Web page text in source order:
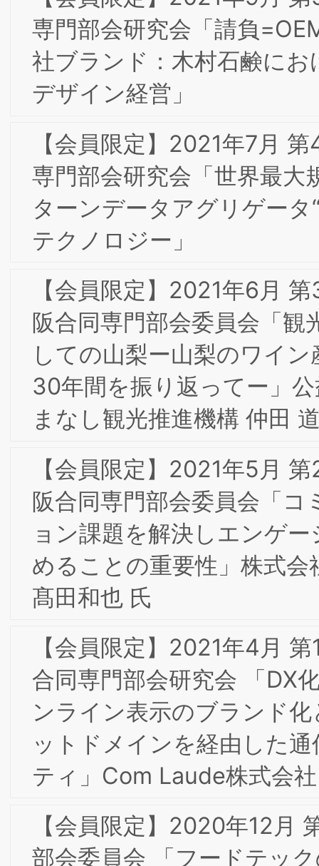
2011年9月 開催設立記念フォーラムのお
礼とお願い
HOME 研究所概要 お問合せ
個人情報保護
サイトマップ
「ブランド戦略経営研究所」および「BSMI」は
般社団法人ブランド戦略経営研究所の登録商標で
す。
大阪事務局：〒532-0011 大阪市淀川区西中島7-
17 新大阪上野東洋ビル3階
東京事務局：〒103-0025 東京都中央区日本橋茅
町1-8-5 KKビル3F
Web site: https://www.brand-si.com/
Copyright ©2026 一般社団法人 ブランド戦略経営研究所
All Rights Reserved.